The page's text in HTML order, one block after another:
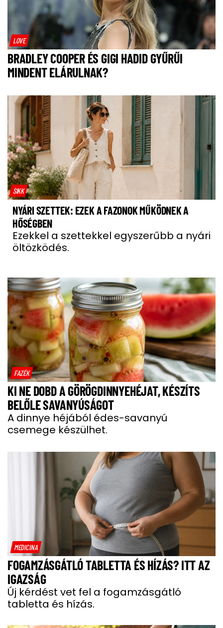
LOVE
BRADLEY COOPER ÉS GIGI HADID GYŰRŰI
MINDENT ELÁRULNAK?
SIKK
NYÁRI SZETTEK: EZEK A FAZONOK MŰKÖDNEK A
HŐSÉGBEN
Ezekkel a szettekkel egyszerűbb a nyári
öltözködés.
FAZÉK
KI NE DOBD A GÖRÖGDINNYEHÉJAT, KÉSZÍTS
BELŐLE SAVANYÚSÁGOT
A dinnye héjából édes-savanyú
csemege készülhet.
MEDICINA
FOGAMZÁSGÁTLÓ TABLETTA ÉS HÍZÁS? ITT AZ
IGAZSÁG
Új kérdést vet fel a fogamzásgátló
tabletta és hízás.